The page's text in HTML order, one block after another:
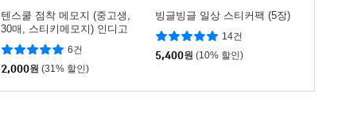
텐스쿨 점착 메모지 (중고생,
30매, 스티키메모지) 인디고
공부 접착메모지
6건
2,000원 (31% 할인)
빙글빙글 일상 스티커팩 (5장)
14건
5,400원 (10% 할인)